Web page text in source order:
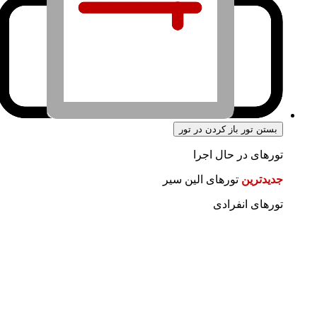
بستن تور باز کردن در تور
تورهای در حال اجرا
جدیدترین تورهای الین سیر
تورهای انفرادی